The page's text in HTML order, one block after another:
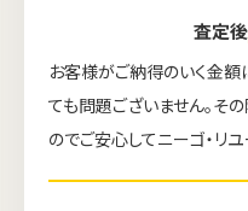
査定後
お客様がご納得のいく金額
ても問題ございません。そ
のでご安心してニーゴ・リ